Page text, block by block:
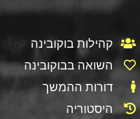
קהילות בוקובינה
השואה בבוקובינה
דורות ההמשך
היסטוריה